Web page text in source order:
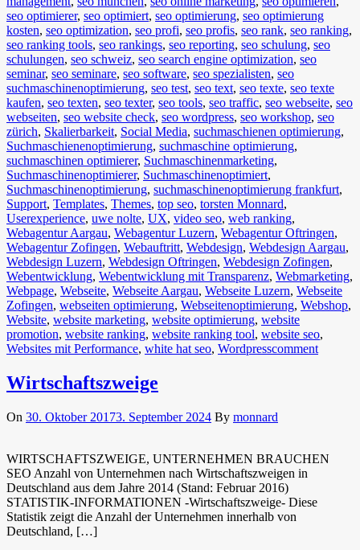
seo optimierer, seo optimiert, seo optimierung, seo optimierung
kosten, seo optimization, seo profi, seo profis, seo rank, seo ranking,
seo ranking tools, seo rankings, seo reporting, seo schulung, seo
schulungen, seo schweiz, seo search engine optimization, seo
seminar, seo seminare, seo software, seo spezialisten, seo
suchmaschinenoptimierung, seo test, seo text, seo texte, seo texte
kaufen, seo texten, seo texter, seo tools, seo traffic, seo webseite, seo
webseiten, seo website check, seo wordpress, seo workshop, seo
zürich, Skalierbarkeit, Social Media, suchmaschienen optimierung,
Suchmaschienenoptimierung, suchmaschine optimierung,
suchmaschinen optimierer, Suchmaschinenmarketing,
Suchmaschinenoptimierer, Suchmaschinenoptimiert,
Suchmaschinenoptimierung, suchmaschinenoptimierung frankfurt,
Support, Templates, Themes, top seo, torsten Monnard,
Userexperience, uwe nolte, UX, video seo, web ranking,
Webagentur Aargau, Webagentur Luzern, Webagentur Oftringen,
Webagentur Zofingen, Webauftritt, Webdesign, Webdesign Aargau,
Webdesign Luzern, Webdesign Oftringen, Webdesign Zofingen,
Webentwicklung, Webentwicklung mit Transparenz, Webmarketing,
Webpage, Webseite, Webseite Aargau, Webseite Luzern, Webseite
Zofingen, webseiten optimierung, Webseitenoptimierung, Webshop,
Website, website marketing, website optimierung, website
promotion, website ranking, website ranking tool, website seo,
Websites mit Performance, white hat seo, Wordpresscomment
Wirtschaftszweige
On 30. Oktober 20173. September 2024 By monnard
WIRTSCHAFTSZWEIGE, UNTERNEHMEN BRAUCHEN
SEO Anzahl von Unternehmen nach Wirtschaftszweigen in
Deutschland aus dem Jahre 2014 (Stand: Februar 2016)
STATISTIK-INFORMATIONEN -Wirtschaftszweige- Diese
Statistik zeigt die Anzahl der Unternehmen innerhalb von
Deutschland, […]